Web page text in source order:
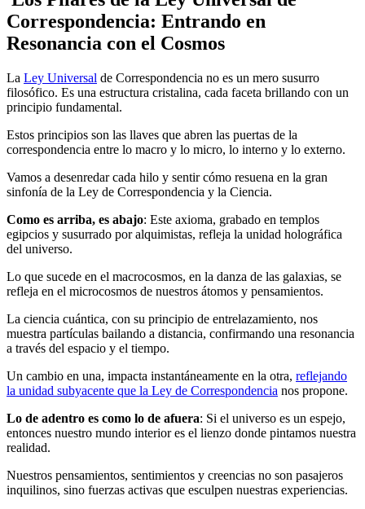
Correspondencia: Entrando en
Resonancia con el Cosmos
La Ley Universal de Correspondencia no es un mero susurro
filosófico. Es una estructura cristalina, cada faceta brillando con un
principio fundamental.
Estos principios son las llaves que abren las puertas de la
correspondencia entre lo macro y lo micro, lo interno y lo externo.
Vamos a desenredar cada hilo y sentir cómo resuena en la gran
sinfonía de la Ley de Correspondencia y la Ciencia.
Como es arriba, es abajo: Este axioma, grabado en templos
egipcios y susurrado por alquimistas, refleja la unidad holográfica
del universo.
Lo que sucede en el macrocosmos, en la danza de las galaxias, se
refleja en el microcosmos de nuestros átomos y pensamientos.
La ciencia cuántica, con su principio de entrelazamiento, nos
muestra partículas bailando a distancia, confirmando una resonancia
a través del espacio y el tiempo.
Un cambio en una, impacta instantáneamente en la otra, reflejando
la unidad subyacente que la Ley de Correspondencia nos propone.
Lo de adentro es como lo de afuera: Si el universo es un espejo,
entonces nuestro mundo interior es el lienzo donde pintamos nuestra
realidad.
Nuestros pensamientos, sentimientos y creencias no son pasajeros
inquilinos, sino fuerzas activas que esculpen nuestras experiencias.